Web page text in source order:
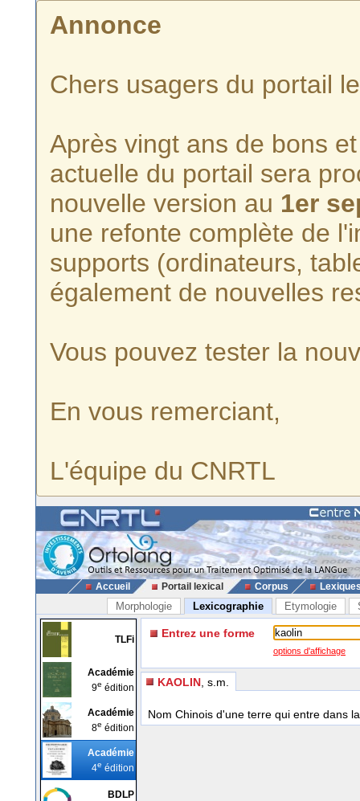
Annonce
Chers usagers du portail
Après vingt ans de bons
actuelle du portail sera
nouvelle version au 1er
une refonte complète de
supports (ordinateurs,
également de nouvelles
Vous pouvez tester la
En vous remerciant,
L'équipe du CNRTL
Accueil Portail lexical Corpus
Morphologie Lexicographie Etymologie
TLFi
Académie
9e édition
Académie
8e édition
Académie
4e édition
BDLP
Entrez une forme
options d'affichage
KAOLIN , s.m.
Nom Chinois d'une terre qui entre dans